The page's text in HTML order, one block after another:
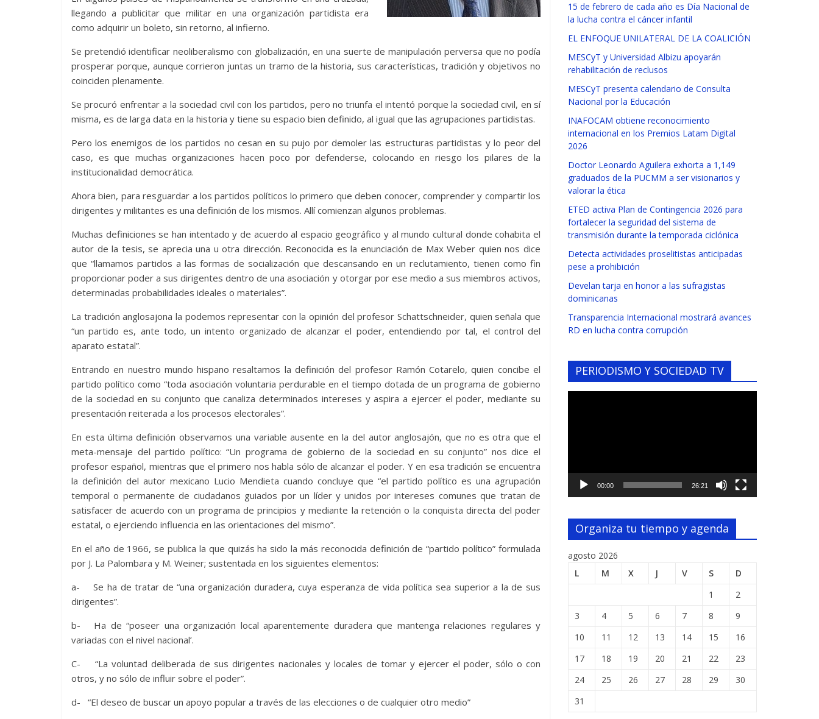
llegando a publicitar que militar en una organización partidista era
como adquirir un boleto, sin retorno, al infierno.
Se pretendió identificar neoliberalismo con globalización, en una suerte de manipulación perversa que no podía
prosperar porque, aunque corrieron juntas un tramo de la historia, sus características, tradición y objetivos no
coinciden plenamente.
Se procuró enfrentar a la sociedad civil con los partidos, pero no triunfa el intentó porque la sociedad civil, en sí
misma, es de larga data en la historia y tiene su espacio bien definido, al igual que las agrupaciones partidistas.
Pero los enemigos de los partidos no cesan en su pujo por demoler las estructuras partidistas y lo peor del
caso, es que muchas organizaciones hacen poco por defenderse, colocando en riesgo los pilares de la
institucionalidad democrática.
Ahora bien, para resguardar a los partidos políticos lo primero que deben conocer, comprender y compartir los
dirigentes y militantes es una definición de los mismos. Allí comienzan algunos problemas.
Muchas definiciones se han intentado y de acuerdo al espacio geográfico y al mundo cultural donde cohabita el
autor de la tesis, se aprecia una u otra dirección. Reconocida es la enunciación de Max Weber quien nos dice
que “llamamos partidos a las formas de socialización que descansando en un reclutamiento, tienen como fin
proporcionar poder a sus dirigentes dentro de una asociación y otorgar por ese medio a sus miembros activos,
determinadas probabilidades ideales o materiales”.
La tradición anglosajona la podemos representar con la opinión del profesor Schattschneider, quien señala que
“un partido es, ante todo, un intento organizado de alcanzar el poder, entendiendo por tal, el control del
aparato estatal”.
Entrando en nuestro mundo hispano resaltamos la definición del profesor Ramón Cotarelo, quien concibe el
partido político como “toda asociación voluntaria perdurable en el tiempo dotada de un programa de gobierno
de la sociedad en su conjunto que canaliza determinados intereses y aspira a ejercer el poder, mediante su
presentación reiterada a los procesos electorales”.
En esta última definición observamos una variable ausente en la del autor anglosajón, que no es otra que el
meta-mensaje del partido político: “Un programa de gobierno de la sociedad en su conjunto” nos dice el
profesor español, mientras que el primero nos habla sólo de alcanzar el poder. Y en esa tradición se encuentra
la definición del autor mexicano Lucio Mendieta cuando concluye que “el partido político es una agrupación
temporal o permanente de ciudadanos guiados por un líder y unidos por intereses comunes que tratan de
satisfacer de acuerdo con un programa de principios y mediante la retención o la conquista directa del poder
estatal, o ejerciendo influencia en las orientaciones del mismo”.
En el año de 1966, se publica la que quizás ha sido la más reconocida definición de “partido político” formulada
por J. La Palombara y M. Weiner; sustentada en los siguientes elementos:
a- Se ha de tratar de “una organización duradera, cuya esperanza de vida política sea superior a la de sus
dirigentes”.
b- Ha de “poseer una organización local aparentemente duradera que mantenga relaciones regulares y
variadas con el nivel nacional’.
C- “La voluntad deliberada de sus dirigentes nacionales y locales de tomar y ejercer el poder, sólo o con
otros, y no sólo de influir sobre el poder”.
d- “El deseo de buscar un apoyo popular a través de las elecciones o de cualquier otro medio”
15 de febrero de cada año es Día Nacional de
la lucha contra el cáncer infantil
EL ENFOQUE UNILATERAL DE LA COALICIÓN
MESCyT y Universidad Albizu apoyarán
rehabilitación de reclusos
MESCyT presenta calendario de Consulta
Nacional por la Educación
INAFOCAM obtiene reconocimiento
internacional en los Premios Latam Digital
2026
Doctor Leonardo Aguilera exhorta a 1,149
graduados de la PUCMM a ser visionarios y
valorar la ética
ETED activa Plan de Contingencia 2026 para
fortalecer la seguridad del sistema de
transmisión durante la temporada ciclónica
Detecta actividades proselitistas anticipadas
pese a prohibición
Develan tarja en honor a las sufragistas
dominicanas
Transparencia Internacional mostrará avances
RD en lucha contra corrupción
PERIODISMO Y SOCIEDAD TV
00:00 26:21
Organiza tu tiempo y agenda
agosto 2026
L
M X J V S
D
1
2
3
4 5 6 7 8
9
10
11 12 13 14 15
16
17
18 19 20 21 22
23
24
25 26 27 28 29
30
31